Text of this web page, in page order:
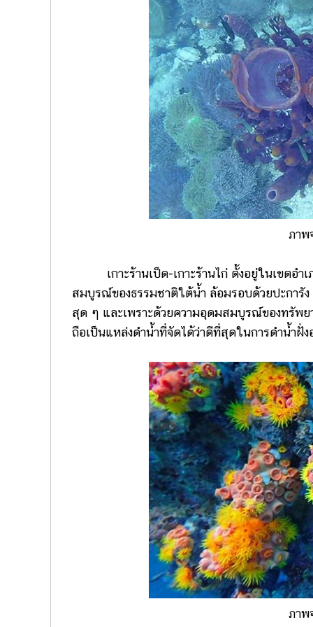
ภาพ
เกาะร้านเป็ด-เกาะร้านไก่ ตั้งอยู่ในเขตอ
สมบูรณ์ของธรรมชาติใต้น้ำ ล้อมรอบด้วยปะการั
สุด ๆ และเพราะด้วยความอุดมสมบูรณ์ของทรัพยา
ถือเป็นแหล่งดำน้ำที่จัดได้ว่าดีที่สุดในการดำน้ำฝั่ง
ภาพ